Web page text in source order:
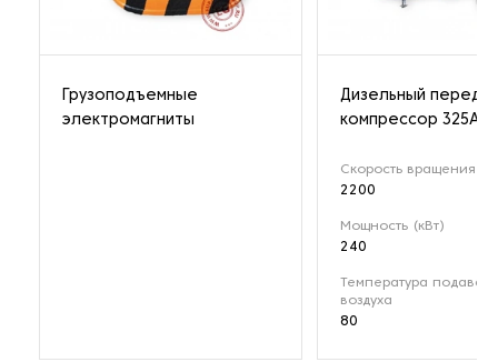
Грузоподъемные
электромагниты
Дизельный
компрессор 325A
Скорость вращения
2200
Мощность (кВт)
240
Температура
воздуха
80